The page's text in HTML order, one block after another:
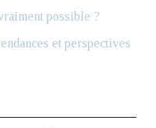
possible ?
et perspectives